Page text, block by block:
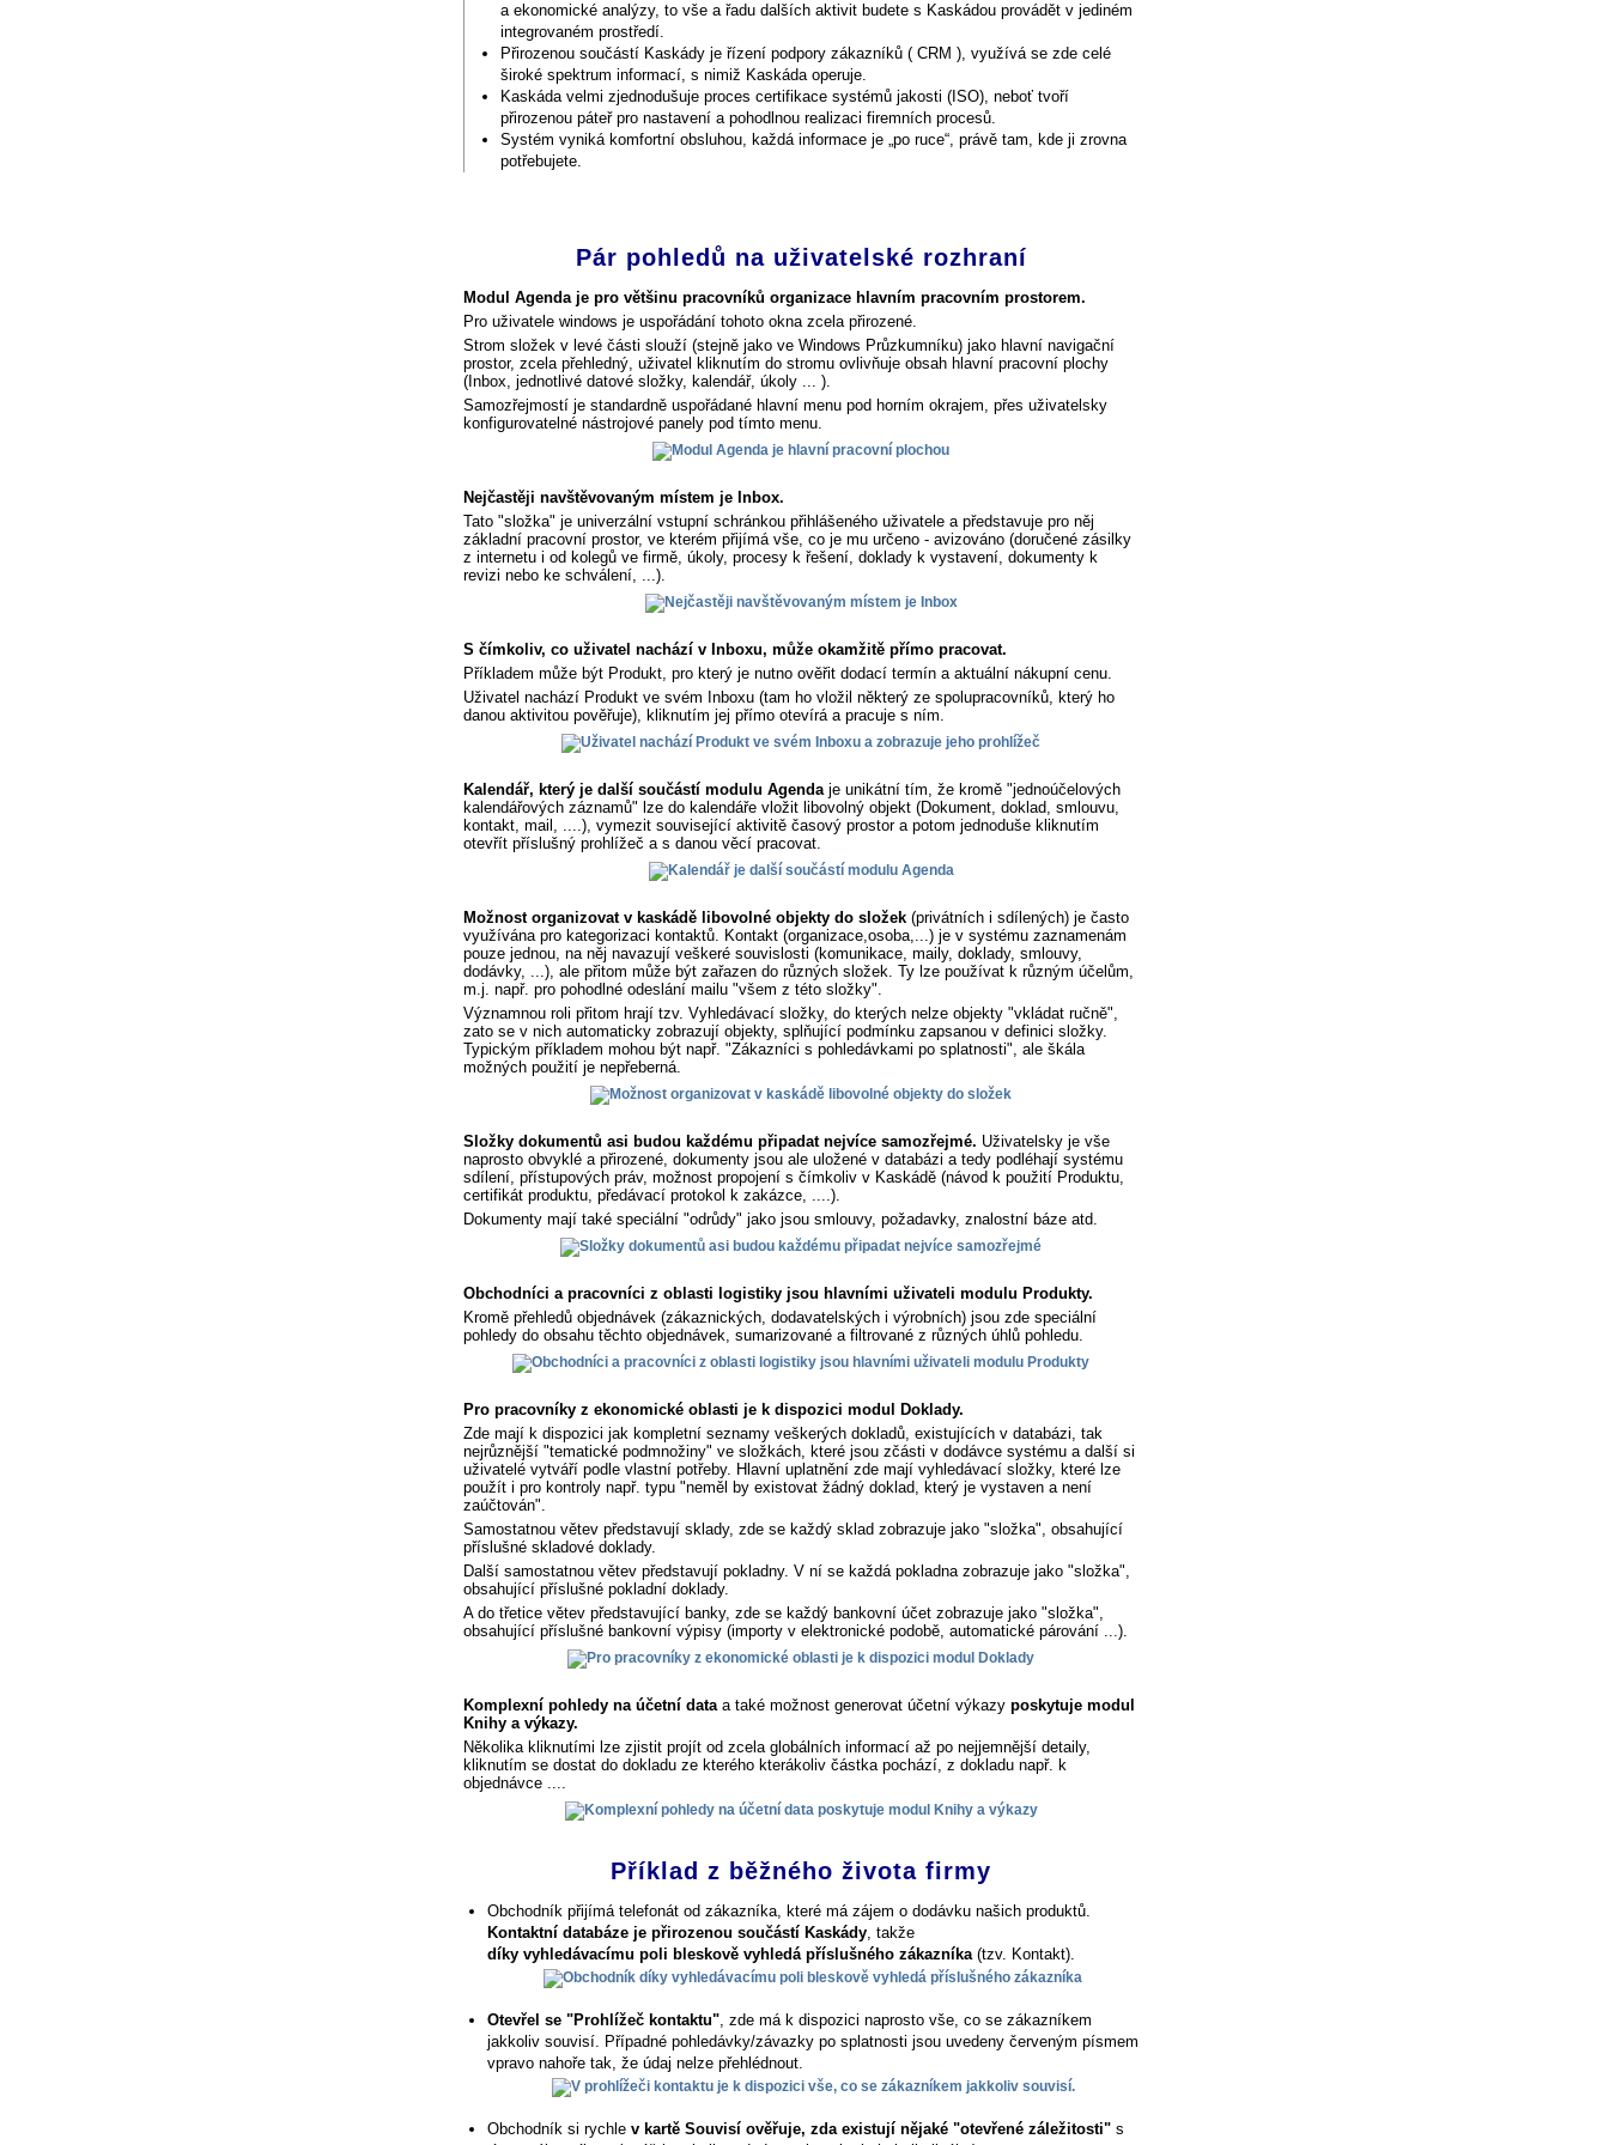
a ekonomické analýzy, to vše a řadu dalších aktivit budete s Kaskádou provádět v jediném
integrovaném prostředí.
Přirozenou součástí Kaskády je řízení podpory zákazníků ( CRM ), využívá se zde celé
široké spektrum informací, s nimiž Kaskáda operuje.
Kaskáda velmi zjednodušuje proces certifikace systémů jakosti (ISO), neboť tvoří
přirozenou páteř pro nastavení a pohodlnou realizaci firemních procesů.
Systém vyniká komfortní obsluhou, každá informace je „po ruce“, právě tam, kde ji zrovna
potřebujete.
Pár pohledů na uživatelské rozhraní
Modul Agenda je pro většinu pracovníků organizace hlavním pracovním prostorem.
Pro uživatele windows je uspořádání tohoto okna zcela přirozené.
Strom složek v levé části slouží (stejně jako ve Windows Průzkumníku) jako hlavní navigační
prostor, zcela přehledný, uživatel kliknutím do stromu ovlivňuje obsah hlavní pracovní plochy
(Inbox, jednotlivé datové složky, kalendář, úkoly ... ).
Samozřejmostí je standardně uspořádané hlavní menu pod horním okrajem, přes uživatelsky
konfigurovatelné nástrojové panely pod tímto menu.
Nejčastěji navštěvovaným místem je Inbox.
Tato "složka" je univerzální vstupní schránkou přihlášeného uživatele a představuje pro něj
základní pracovní prostor, ve kterém přijímá vše, co je mu určeno - avizováno (doručené zásilky
z internetu i od kolegů ve firmě, úkoly, procesy k řešení, doklady k vystavení, dokumenty k
revizi nebo ke schválení, ...).
S čímkoliv, co uživatel nachází v Inboxu, může okamžitě přímo pracovat.
Příkladem může být Produkt, pro který je nutno ověřit dodací termín a aktuální nákupní cenu.
Uživatel nachází Produkt ve svém Inboxu (tam ho vložil některý ze spolupracovníků, který ho
danou aktivitou pověřuje), kliknutím jej přímo otevírá a pracuje s ním.
Kalendář, který je další součástí modulu Agenda je unikátní tím, že kromě "jednoúčelových
kalendářových záznamů" lze do kalendáře vložit libovolný objekt (Dokument, doklad, smlouvu,
kontakt, mail, ....), vymezit související aktivitě časový prostor a potom jednoduše kliknutím
otevřít příslušný prohlížeč a s danou věcí pracovat.
Možnost organizovat v kaskádě libovolné objekty do složek (privátních i sdílených) je často
využívána pro kategorizaci kontaktů. Kontakt (organizace,osoba,...) je v systému zaznamenám
pouze jednou, na něj navazují veškeré souvislosti (komunikace, maily, doklady, smlouvy,
dodávky, ...), ale přitom může být zařazen do různých složek. Ty lze používat k různým účelům,
m.j. např. pro pohodlné odeslání mailu "všem z této složky".
Významnou roli přitom hrají tzv. Vyhledávací složky, do kterých nelze objekty "vkládat ručně",
zato se v nich automaticky zobrazují objekty, splňující podmínku zapsanou v definici složky.
Typickým příkladem mohou být např. "Zákazníci s pohledávkami po splatnosti", ale škála
možných použití je nepřeberná.
Složky dokumentů asi budou každému připadat nejvíce samozřejmé. Uživatelsky je vše
naprosto obvyklé a přirozené, dokumenty jsou ale uložené v databázi a tedy podléhají systému
sdílení, přístupových práv, možnost propojení s čímkoliv v Kaskádě (návod k použití Produktu,
certifikát produktu, předávací protokol k zakázce, ....).
Dokumenty mají také speciální "odrůdy" jako jsou smlouvy, požadavky, znalostní báze atd.
Obchodníci a pracovníci z oblasti logistiky jsou hlavními uživateli modulu Produkty.
Kromě přehledů objednávek (zákaznických, dodavatelských i výrobních) jsou zde speciální
pohledy do obsahu těchto objednávek, sumarizované a filtrované z různých úhlů pohledu.
Pro pracovníky z ekonomické oblasti je k dispozici modul Doklady.
Zde mají k dispozici jak kompletní seznamy veškerých dokladů, existujících v databázi, tak
nejrůznější "tematické podmnožiny" ve složkách, které jsou zčásti v dodávce systému a další si
uživatelé vytváří podle vlastní potřeby. Hlavní uplatnění zde mají vyhledávací složky, které lze
použít i pro kontroly např. typu "neměl by existovat žádný doklad, který je vystaven a není
zaúčtován".
Samostatnou větev představují sklady, zde se každý sklad zobrazuje jako "složka", obsahující
příslušné skladové doklady.
Další samostatnou větev představují pokladny. V ní se každá pokladna zobrazuje jako "složka",
obsahující příslušné pokladní doklady.
A do třetice větev představující banky, zde se každý bankovní účet zobrazuje jako "složka",
obsahující příslušné bankovní výpisy (importy v elektronické podobě, automatické párování ...).
Komplexní pohledy na účetní data a také možnost generovat účetní výkazy poskytuje modul
Knihy a výkazy.
Několika kliknutími lze zjistit projít od zcela globálních informací až po nejjemnější detaily,
kliknutím se dostat do dokladu ze kterého kterákoliv částka pochází, z dokladu např. k
objednávce ....
Příklad z běžného života firmy
Obchodník přijímá telefonát od zákazníka, které má zájem o dodávku našich produktů.
Kontaktní databáze je přirozenou součástí Kaskády, takže
díky vyhledávacímu poli bleskově vyhledá příslušného zákazníka(tzv. Kontakt).
Otevřel se "Prohlížeč kontaktu", zde má k dispozici naprosto vše, co se zákazníkem
jakkoliv souvisí. Případné pohledávky/závazky po splatnosti jsou uvedeny červeným písmem
vpravo nahoře tak, že údaj nelze přehlédnout.
Obchodník si rychle v kartě Souvisí ověřuje, zda existují nějaké "otevřené záležitosti" s